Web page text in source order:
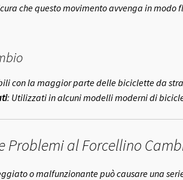
che questo movimento avvenga in modo
con la maggior parte delle biciclette da
: Utilizzati in alcuni modelli moderni di
Problemi al Forcellino
o malfunzionante può causare una